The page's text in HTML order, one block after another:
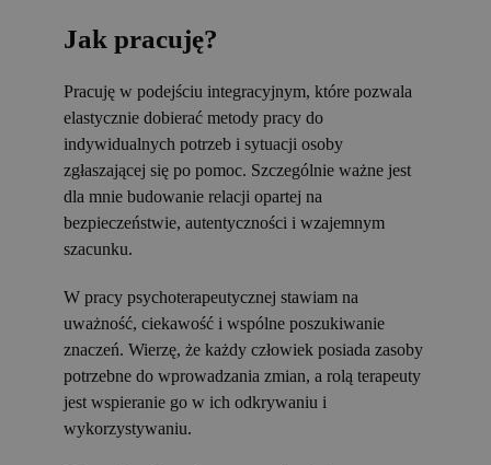
Jak pracuję?
Pracuję w podejściu integracyjnym, które pozwala
elastycznie dobierać metody pracy do
indywidualnych potrzeb i sytuacji osoby
zgłaszającej się po pomoc. Szczególnie ważne jest
dla mnie budowanie relacji opartej na
bezpieczeństwie, autentyczności i wzajemnym
szacunku.
W pracy psychoterapeutycznej stawiam na
uważność, ciekawość i wspólne poszukiwanie
znaczeń. Wierzę, że każdy człowiek posiada zasoby
potrzebne do wprowadzania zmian, a rolą terapeuty
jest wspieranie go w ich odkrywaniu i
wykorzystywaniu.